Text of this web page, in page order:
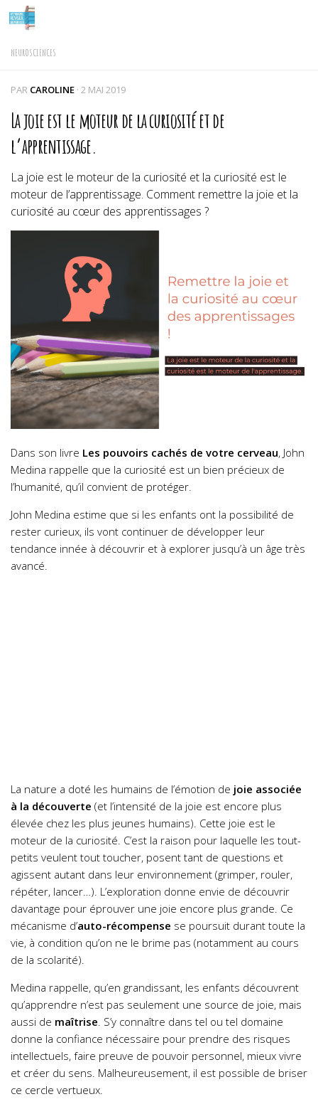
Skip to content
NEUROSCIENCES
PAR CAROLINE · 2 MAI 2019
La joie est le moteur de la curiosité et de
l’apprentissage.
La joie est le moteur de la curiosité et la curiosité est le
moteur de l’apprentissage. Comment remettre la joie et la
curiosité au cœur des apprentissages ?
Dans son livre Les pouvoirs cachés de votre cerveau, John
Medina rappelle que la curiosité est un bien précieux de
l’humanité, qu’il convient de protéger.
John Medina estime que si les enfants ont la possibilité de
rester curieux, ils vont continuer de développer leur
tendance innée à découvrir et à explorer jusqu’à un âge très
avancé.
La nature a doté les humains de l’émotion de joie associée
à la découverte (et l’intensité de la joie est encore plus
élevée chez les plus jeunes humains). Cette joie est le
moteur de la curiosité. C’est la raison pour laquelle les tout-
petits veulent tout toucher, posent tant de questions et
agissent autant dans leur environnement (grimper, rouler,
répéter, lancer…). L’exploration donne envie de découvrir
davantage pour éprouver une joie encore plus grande. Ce
mécanisme d’auto-récompense se poursuit durant toute la
vie, à condition qu’on ne le brime pas (notamment au cours
de la scolarité).
Medina rappelle, qu’en grandissant, les enfants découvrent
qu’apprendre n’est pas seulement une source de joie, mais
aussi de maîtrise . S’y connaître dans tel ou tel domaine
donne la confiance nécessaire pour prendre des risques
intellectuels, faire preuve de pouvoir personnel, mieux vivre
et créer du sens. Malheureusement, il est possible de briser
ce cercle vertueux.